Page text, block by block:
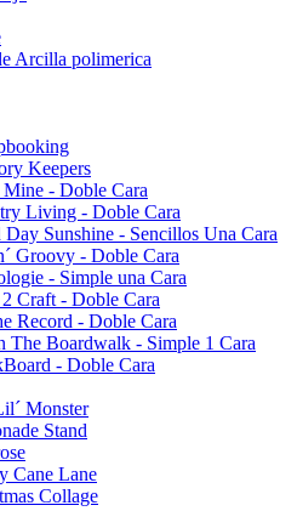
Arcilla polimerica
Keepers
- Doble Cara
Living - Doble Cara
Day Sunshine - Sencillos Una Cara
Groovy - Doble Cara
- Simple una Cara
Craft - Doble Cara
Record - Doble Cara
The Boardwalk - Simple 1 Cara
- Doble Cara
Monster
Stand
Cane Lane
Collage